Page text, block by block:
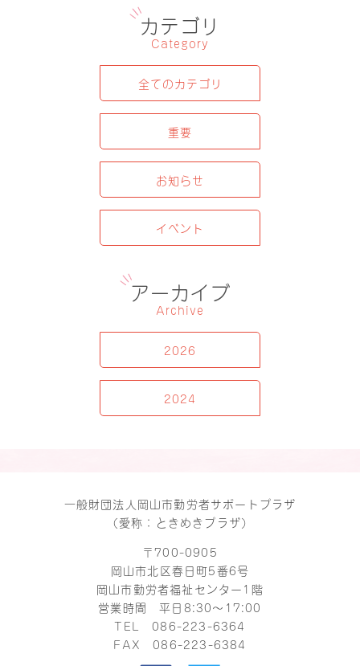
カテゴリ
Category
全てのカテゴリ
重要
お知らせ
イベント
アーカイブ
Archive
2026
2024
一般財団法人岡山市勤労者サポートプラザ
（愛称：ときめきプラザ）
〒700-0905
岡山市北区春日町5番6号
岡山市勤労者福祉センター1階
営業時間 平日8:30～17:00
TEL086-223-6364
FAX 086-223-6384